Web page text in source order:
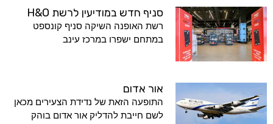
סניף חדש במודיעין לרשת H&O
רשת האופנה השיקה סניף קונספט
במתחם ישפרו במרכז עינב
אור אדום
התופעה הזאת של נדידת הצעירים מכאן
לשם חייבת להדליק אור אדום בוהק